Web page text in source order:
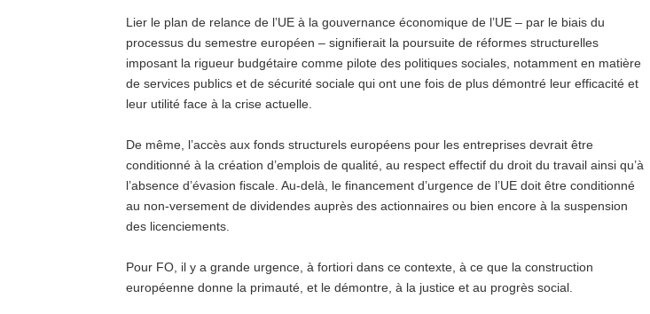
Lier le plan de relance de l’UE à la gouvernance économique de l’UE – par le biais du
processus du semestre européen – signifierait la poursuite de réformes structurelles
imposant la rigueur budgétaire comme pilote des politiques sociales, notamment en matière
de services publics et de sécurité sociale qui ont une fois de plus démontré leur efficacité et
leur utilité face à la crise actuelle.
De même, l’accès aux fonds structurels européens pour les entreprises devrait être
conditionné à la création d’emplois de qualité, au respect effectif du droit du travail ainsi qu’à
l’absence d’évasion fiscale. Au-delà, le financement d’urgence de l’UE doit être conditionné
au non-versement de dividendes auprès des actionnaires ou bien encore à la suspension
des licenciements.
Pour FO, il y a grande urgence, à fortiori dans ce contexte, à ce que la construction
européenne donne la primauté, et le démontre, à la justice et au progrès social.